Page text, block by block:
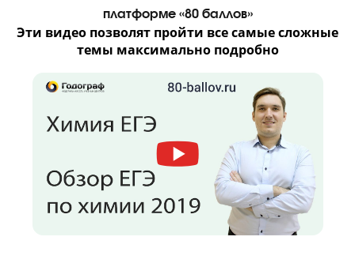
Вы бесплатно получите доступ к видео по
платформе «80 баллов»
Эти видео позволят пройти все самые
темы максимально подробно